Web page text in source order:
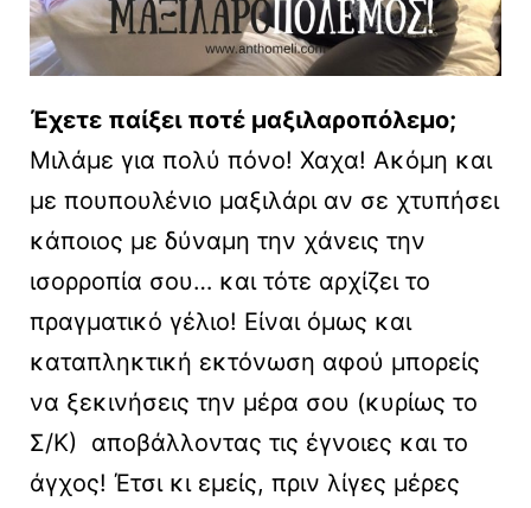
Έχετε παίξει ποτέ μαξιλαροπόλεμο;
Μιλάμε για πολύ πόνο! Χαχα! Ακόμη και
με πουπουλένιο μαξιλάρι αν σε χτυπήσει
κάποιος με δύναμη την χάνεις την
ισορροπία σου… και τότε αρχίζει το
πραγματικό γέλιο! Είναι όμως και
καταπληκτική εκτόνωση αφού μπορείς
να ξεκινήσεις την μέρα σου (κυρίως το
Σ/Κ) αποβάλλοντας τις έγνοιες και το
άγχος! Έτσι κι εμείς, πριν λίγες μέρες